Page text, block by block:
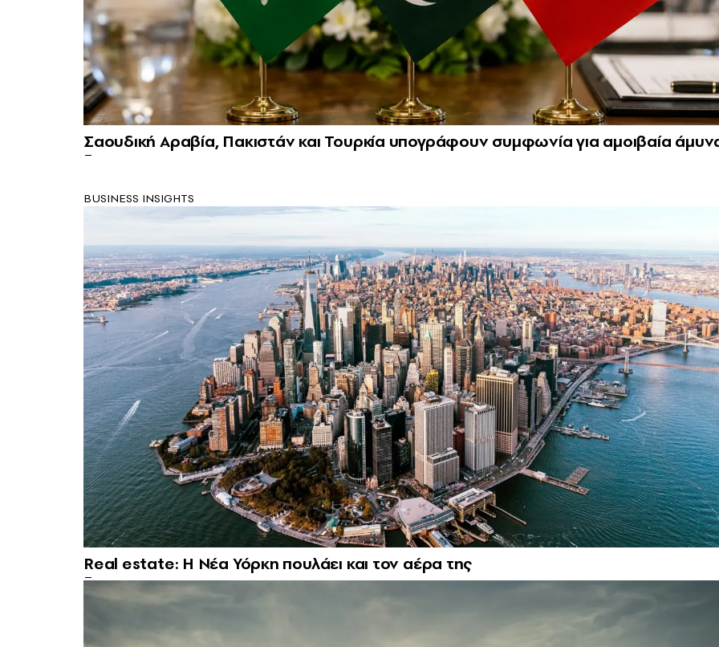
Σαουδική Αραβία, Πακιστάν και Τουρκία υπογράφουν συμφωνία για αμοιβαία
BUSINESS INSIGHTS
Real estate: H Νέα Υόρκη πουλάει και τον αέρα της